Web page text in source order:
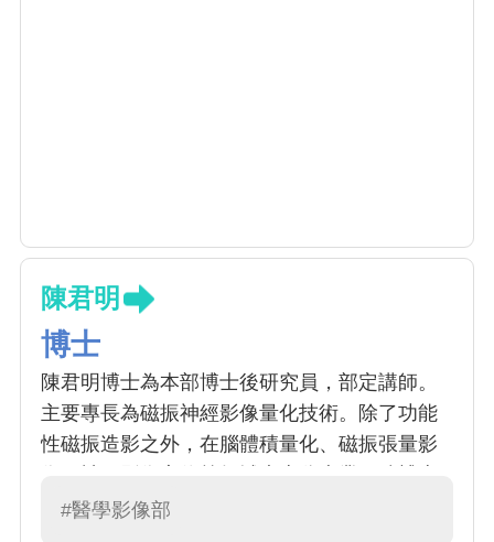
陳君明
博士
陳君明博士為本部博士後研究員，部定講師。
主要專長為磁振神經影像量化技術。除了功能
性磁振造影之外，在腦體積量化、磁振張量影
亦是本院神波刀治療團隊核心成員。
#醫學影像部